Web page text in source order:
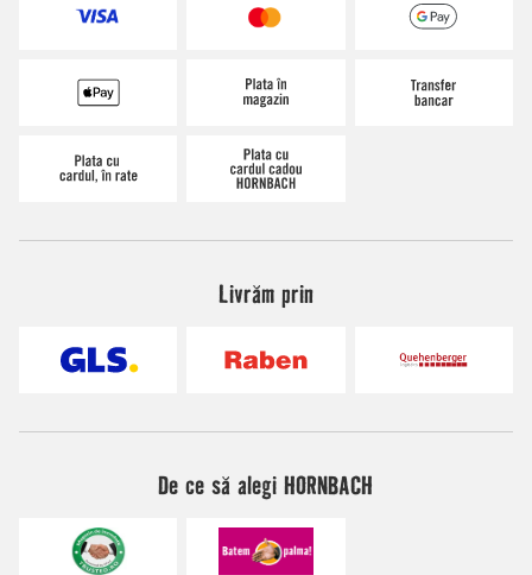
Livrăm prin
De ce să alegi HORNBACH